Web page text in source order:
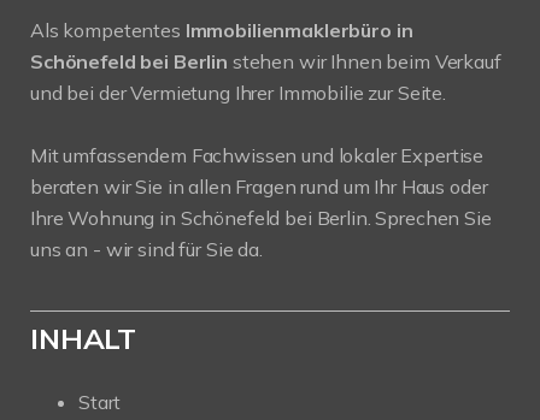
Als kompetentes Immobilienmaklerbüro in
Schönefeld bei Berlin stehen wir Ihnen beim Verkauf
und bei der Vermietung Ihrer Immobilie zur Seite.
Mit umfassendem Fachwissen und lokaler Expertise
beraten wir Sie in allen Fragen rund um Ihr Haus oder
Ihre Wohnung in Schönefeld bei Berlin. Sprechen Sie
uns an - wir sind für Sie da.
INHALT
Start